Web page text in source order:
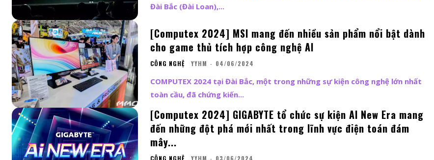
Đài Bắc (Đài Loan),...
[Computex 2024] MSI mang đến nhiều sản phẩm nổi bật dành
cho game thủ tích hợp công nghệ AI
CÔNG NGHỆ YYHM - 04/06/2024
COMPUTEX 2024 tại Đài Bắc, một trong những sự kiện công nghệ lớn nhất
toàn cầu, đã chứng kiến...
[Computex 2024] GIGABYTE tổ chức sự kiện AI New Era mang
đến những đột phá mới nhất trong lĩnh vực điện toán đám
mây...